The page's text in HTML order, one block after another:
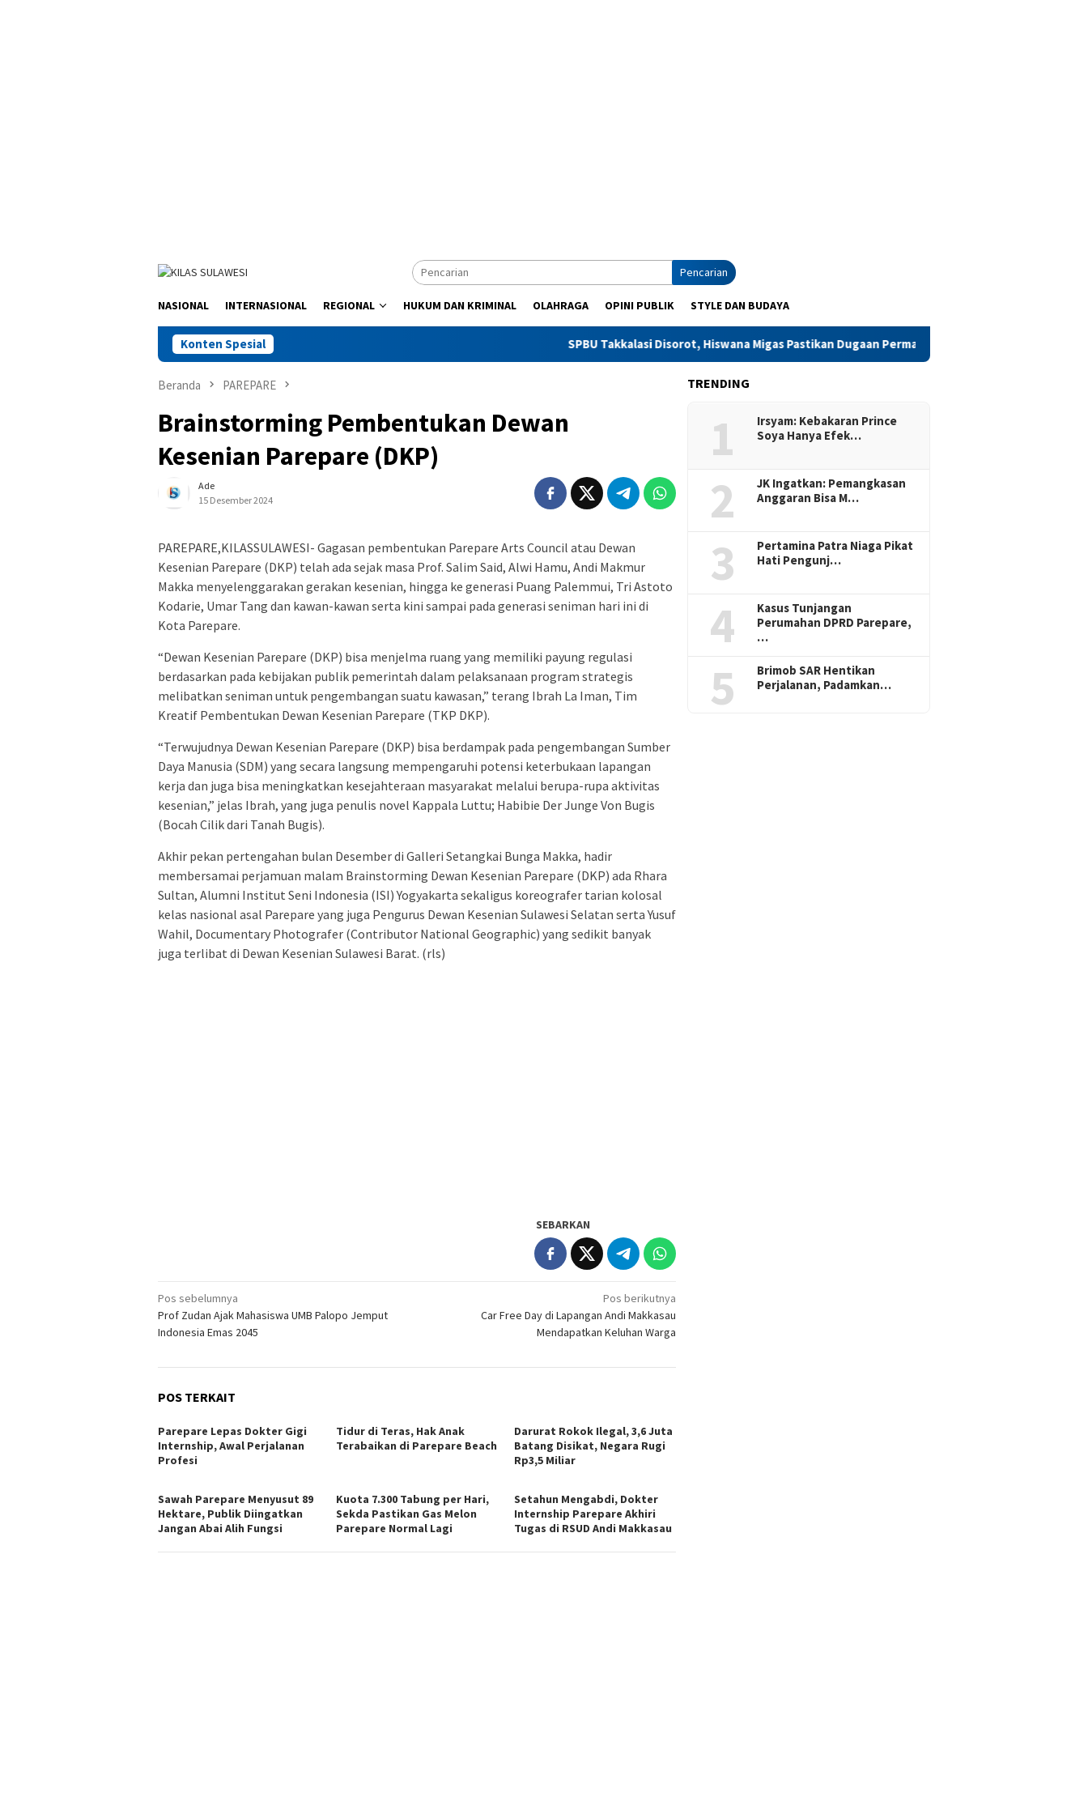
Pencarian
NASIONAL INTERNASIONAL REGIONAL HUKUM DAN KRIMINAL OLAHRAGA OPINI PUBLIK STYLE DAN BUDAYA
Konten Spesial SPBU Takkalasi Disorot, Hiswana Migas Pastikan Dugaan Permainan Hanya Ulah Oknum
Beranda PAREPARE
Brainstorming Pembentukan Dewan
Kesenian Parepare (DKP)
Ade
15 Desember 2024
PAREPARE,KILASSULAWESI- Gagasan pembentukan Parepare Arts Council atau Dewan
Kesenian Parepare (DKP) telah ada sejak masa Prof. Salim Said, Alwi Hamu, Andi Makmur
Makka menyelenggarakan gerakan kesenian, hingga ke generasi Puang Palemmui, Tri Astoto
Kodarie, Umar Tang dan kawan-kawan serta kini sampai pada generasi seniman hari ini di
Kota Parepare.
“Dewan Kesenian Parepare (DKP) bisa menjelma ruang yang memiliki payung regulasi
berdasarkan pada kebijakan publik pemerintah dalam pelaksanaan program strategis
melibatkan seniman untuk pengembangan suatu kawasan,” terang Ibrah La Iman, Tim
Kreatif Pembentukan Dewan Kesenian Parepare (TKP DKP).
“Terwujudnya Dewan Kesenian Parepare (DKP) bisa berdampak pada pengembangan Sumber
Daya Manusia (SDM) yang secara langsung mempengaruhi potensi keterbukaan lapangan
kerja dan juga bisa meningkatkan kesejahteraan masyarakat melalui berupa-rupa aktivitas
kesenian,” jelas Ibrah, yang juga penulis novel Kappala Luttu; Habibie Der Junge Von Bugis
(Bocah Cilik dari Tanah Bugis).
Akhir pekan pertengahan bulan Desember di Galleri Setangkai Bunga Makka, hadir
membersamai perjamuan malam Brainstorming Dewan Kesenian Parepare (DKP) ada Rhara
Sultan, Alumni Institut Seni Indonesia (ISI) Yogyakarta sekaligus koreografer tarian kolosal
kelas nasional asal Parepare yang juga Pengurus Dewan Kesenian Sulawesi Selatan serta Yusuf
Wahil, Documentary Photografer (Contributor National Geographic) yang sedikit banyak
juga terlibat di Dewan Kesenian Sulawesi Barat. (rls)
SEBARKAN
Navigasi
pos
Pos sebelumnya
Prof Zudan Ajak Mahasiswa UMB Palopo Jemput
Indonesia Emas 2045
Pos berikutnya
Car Free Day di Lapangan Andi Makkasau
Mendapatkan Keluhan Warga
POS TERKAIT
Parepare Lepas Dokter Gigi
Internship, Awal Perjalanan
Profesi
Tidur di Teras, Hak Anak
Terabaikan di Parepare Beach
Darurat Rokok Ilegal, 3,6 Juta
Batang Disikat, Negara Rugi
Rp3,5 Miliar
Sawah Parepare Menyusut 89
Hektare, Publik Diingatkan
Jangan Abai Alih Fungsi
Kuota 7.300 Tabung per Hari,
Sekda Pastikan Gas Melon
Parepare Normal Lagi
Setahun Mengabdi, Dokter
Internship Parepare Akhiri
Tugas di RSUD Andi Makkasau
TRENDING
1
Irsyam: Kebakaran Prince
Soya Hanya Efek…
2
JK Ingatkan: Pemangkasan
Anggaran Bisa M…
3
Pertamina Patra Niaga Pikat
Hati Pengunj…
4
Kasus Tunjangan
Perumahan DPRD Parepare,
…
5
Brimob SAR Hentikan
Perjalanan, Padamkan…